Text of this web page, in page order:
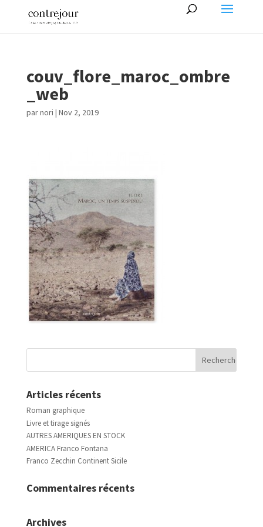
couv_flore_maroc_ombre
_web
parnori | Nov 2, 2019
Articles récents
Roman graphique
Livre et tirage signés
AUTRES AMERIQUES EN STOCK
AMERICA Franco Fontana
Franco Zecchin Continent Sicile
Commentaires récents
Archives